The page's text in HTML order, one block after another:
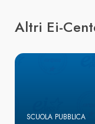
Altri Ei-
SCUOLA PUBBLICA